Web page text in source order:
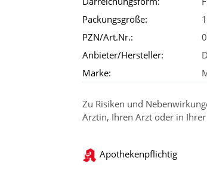
Packungsgröße:
PZN/Art.Nr.:
Anbieter/Hersteller:
Marke:
Zu Risiken und
Ärztin, Ihren Arzt oder in
Apothekenpflichtig